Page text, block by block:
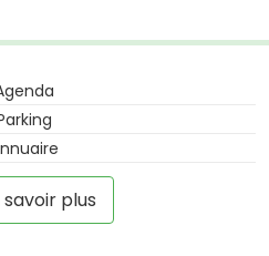
savoir plus